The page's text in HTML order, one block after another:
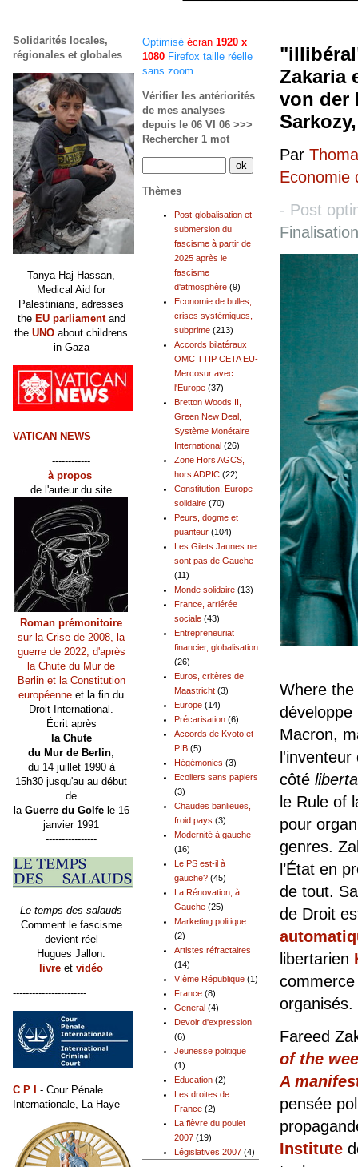
Zakaria
von der
Par
Economie
- Post
Where the
développe
Macron,
l'inventeur
côté
le Rule of
pour
genres.
l’État en
de tout.
de Droit
libertarien
organisés.
Fareed
of the
A
pensée
Institute
Optimisé écran 1920 x
1080 Firefox taille réelle
sans zoom
Vérifier les antériorités
de mes analyses
depuis le 06 VI 06 >>>
Rechercher 1 mot
Thèmes
Post-globalisation et
submersion du
fascisme à partir de
2025 après le
fascisme
d'atmosphère (9)
Economie de bulles,
crises systémiques,
subprime (213)
Accords bilatéraux
OMC TTIP CETA EU-
Mercosur avec
l'Europe (37)
Bretton Woods II,
Green New Deal,
Système Monétaire
International (26)
Zone Hors AGCS,
hors ADPIC (22)
Constitution, Europe
solidaire (70)
Peurs, dogme et
puanteur (104)
Les Gilets Jaunes ne
sont pas de Gauche
(11)
Monde solidaire (13)
France, arriérée
sociale (43)
Entrepreneuriat
financier, globalisation
(26)
Euros, critères de
Maastricht (3)
Europe (14)
Précarisation (6)
Accords de Kyoto et
PIB (5)
Hégémonies (3)
Ecoliers sans papiers
(3)
Chaudes banlieues,
froid pays (3)
Modernité à gauche
(16)
Le PS est-il à
gauche? (45)
La Rénovation, à
Gauche (25)
Marketing politique
(2)
Artistes réfractaires
(14)
VIème République (1)
France (8)
General (4)
Devoir d'expression
(6)
Jeunesse politique
(1)
Education (2)
Les droites de
France (2)
La fièvre du poulet
2007 (19)
Législatives 2007 (4)
Solidarités locales,
régionales et globales
Tanya Haj-Hassan,
Medical Aid for
Palestinians, adresses
the EU parliamentand
the UNO about childrens
in Gaza
VATICAN NEWS
------------
à propos
de l'auteur du site
Roman prémonitoire
sur la Crise de 2008, la
guerre de 2022, d'après
la Chute du Mur de
Berlin et la Constitution
européenne et la fin du
Droit International.
Écrit après
la Chute
du Mur de Berlin,
du 14 juillet 1990 à
15h30 jusqu'au au début
de
la Guerre du Golfele 16
janvier 1991
----------------
Le temps des salauds
Comment le fascisme
devient réel
Hugues Jallon:
livre et vidéo
-----------------------
C P I
- Cour Pénale
Internationale, La Haye